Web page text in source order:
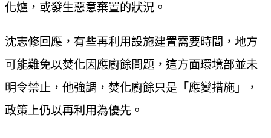
化爐，或發生惡意棄置的狀況。
沈志修回應，有些再利用設施建置需要時間，地方
可能難免以焚化因應廚餘問題，這方面環境部並未
明令禁止，他強調，焚化廚餘只是「應變措施」，
政策上仍以再利用為優先。